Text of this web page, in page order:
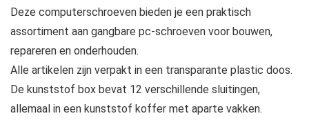
Deze computerschroeven bieden je een praktisch
assortiment aan gangbare pc-schroeven voor bouwen,
repareren en onderhouden.
Alle artikelen zijn verpakt in een transparante plastic doos.
De kunststof box bevat 12 verschillende sluitingen,
allemaal in een kunststof koffer met aparte vakken.